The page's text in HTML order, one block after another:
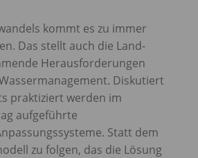
kommt es zu immer
Das stellt auch die Land­
Herausforderungen
Diskutiert
praktiziert werden im
aufgeführte
Statt dem
zu folgen, das die Lösung